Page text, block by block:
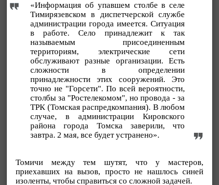
«Информация об упавшем столбе в селе
Тимирязевском в диспетчерской службе
администрации города имеется. Ситуация
в работе. Село принадлежит к так
называемым присоединенным
территориям, электрические сети
обслуживают разные организации. Есть
сложности в определении
принадлежности этих сооружений. Это
точно не "Горсети". По всей вероятности,
столбы за "Ростелекомом", но провода - за
ТРК (Томская распредкомпания). В любом
случае, в администрации Кировского
района города Томска заверили, что
завтра. 2 мая, все будет устранено».
Томичи между тем шутят, что у мастеров,
приехавших на вызов, просто не нашлось синей
изоленты, чтобы справиться со сложной задачей.